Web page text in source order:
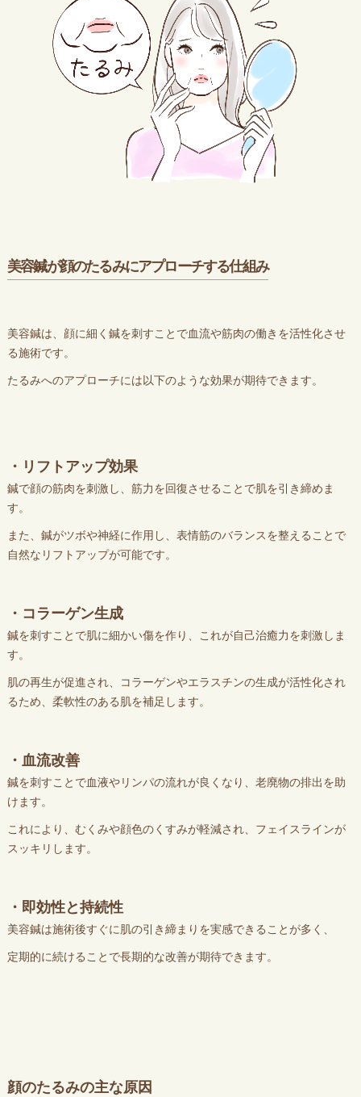
美容鍼が顔のたるみにアプローチする仕組み
美容鍼は、顔に細く鍼を刺すことで血流や筋肉の働きを活性化させ
る施術です。
たるみへのアプローチには以下のような効果が期待できます。
・リフトアップ効果
鍼で顔の筋肉を刺激し、筋力を回復させることで肌を引き締めま
す。
また、鍼がツボや神経に作用し、表情筋のバランスを整えることで
自然なリフトアップが可能です。
・コラーゲン生成
鍼を刺すことで肌に細かい傷を作り、これが自己治癒力を刺激しま
す。
肌の再生が促進され、コラーゲンやエラスチンの生成が活性化され
るため、柔軟性のある肌を補足します。
・血流改善
鍼を刺すことで血液やリンパの流れが良くなり、老廃物の排出を助
けます。
これにより、むくみや顔色のくすみが軽減され、フェイスラインが
スッキリします。
・即効性と持続性
美容鍼は施術後すぐに肌の引き締まりを実感できることが多く、
定期的に続けることで長期的な改善が期待できます。
顔のたるみの主な原因